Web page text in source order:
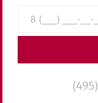
(495)